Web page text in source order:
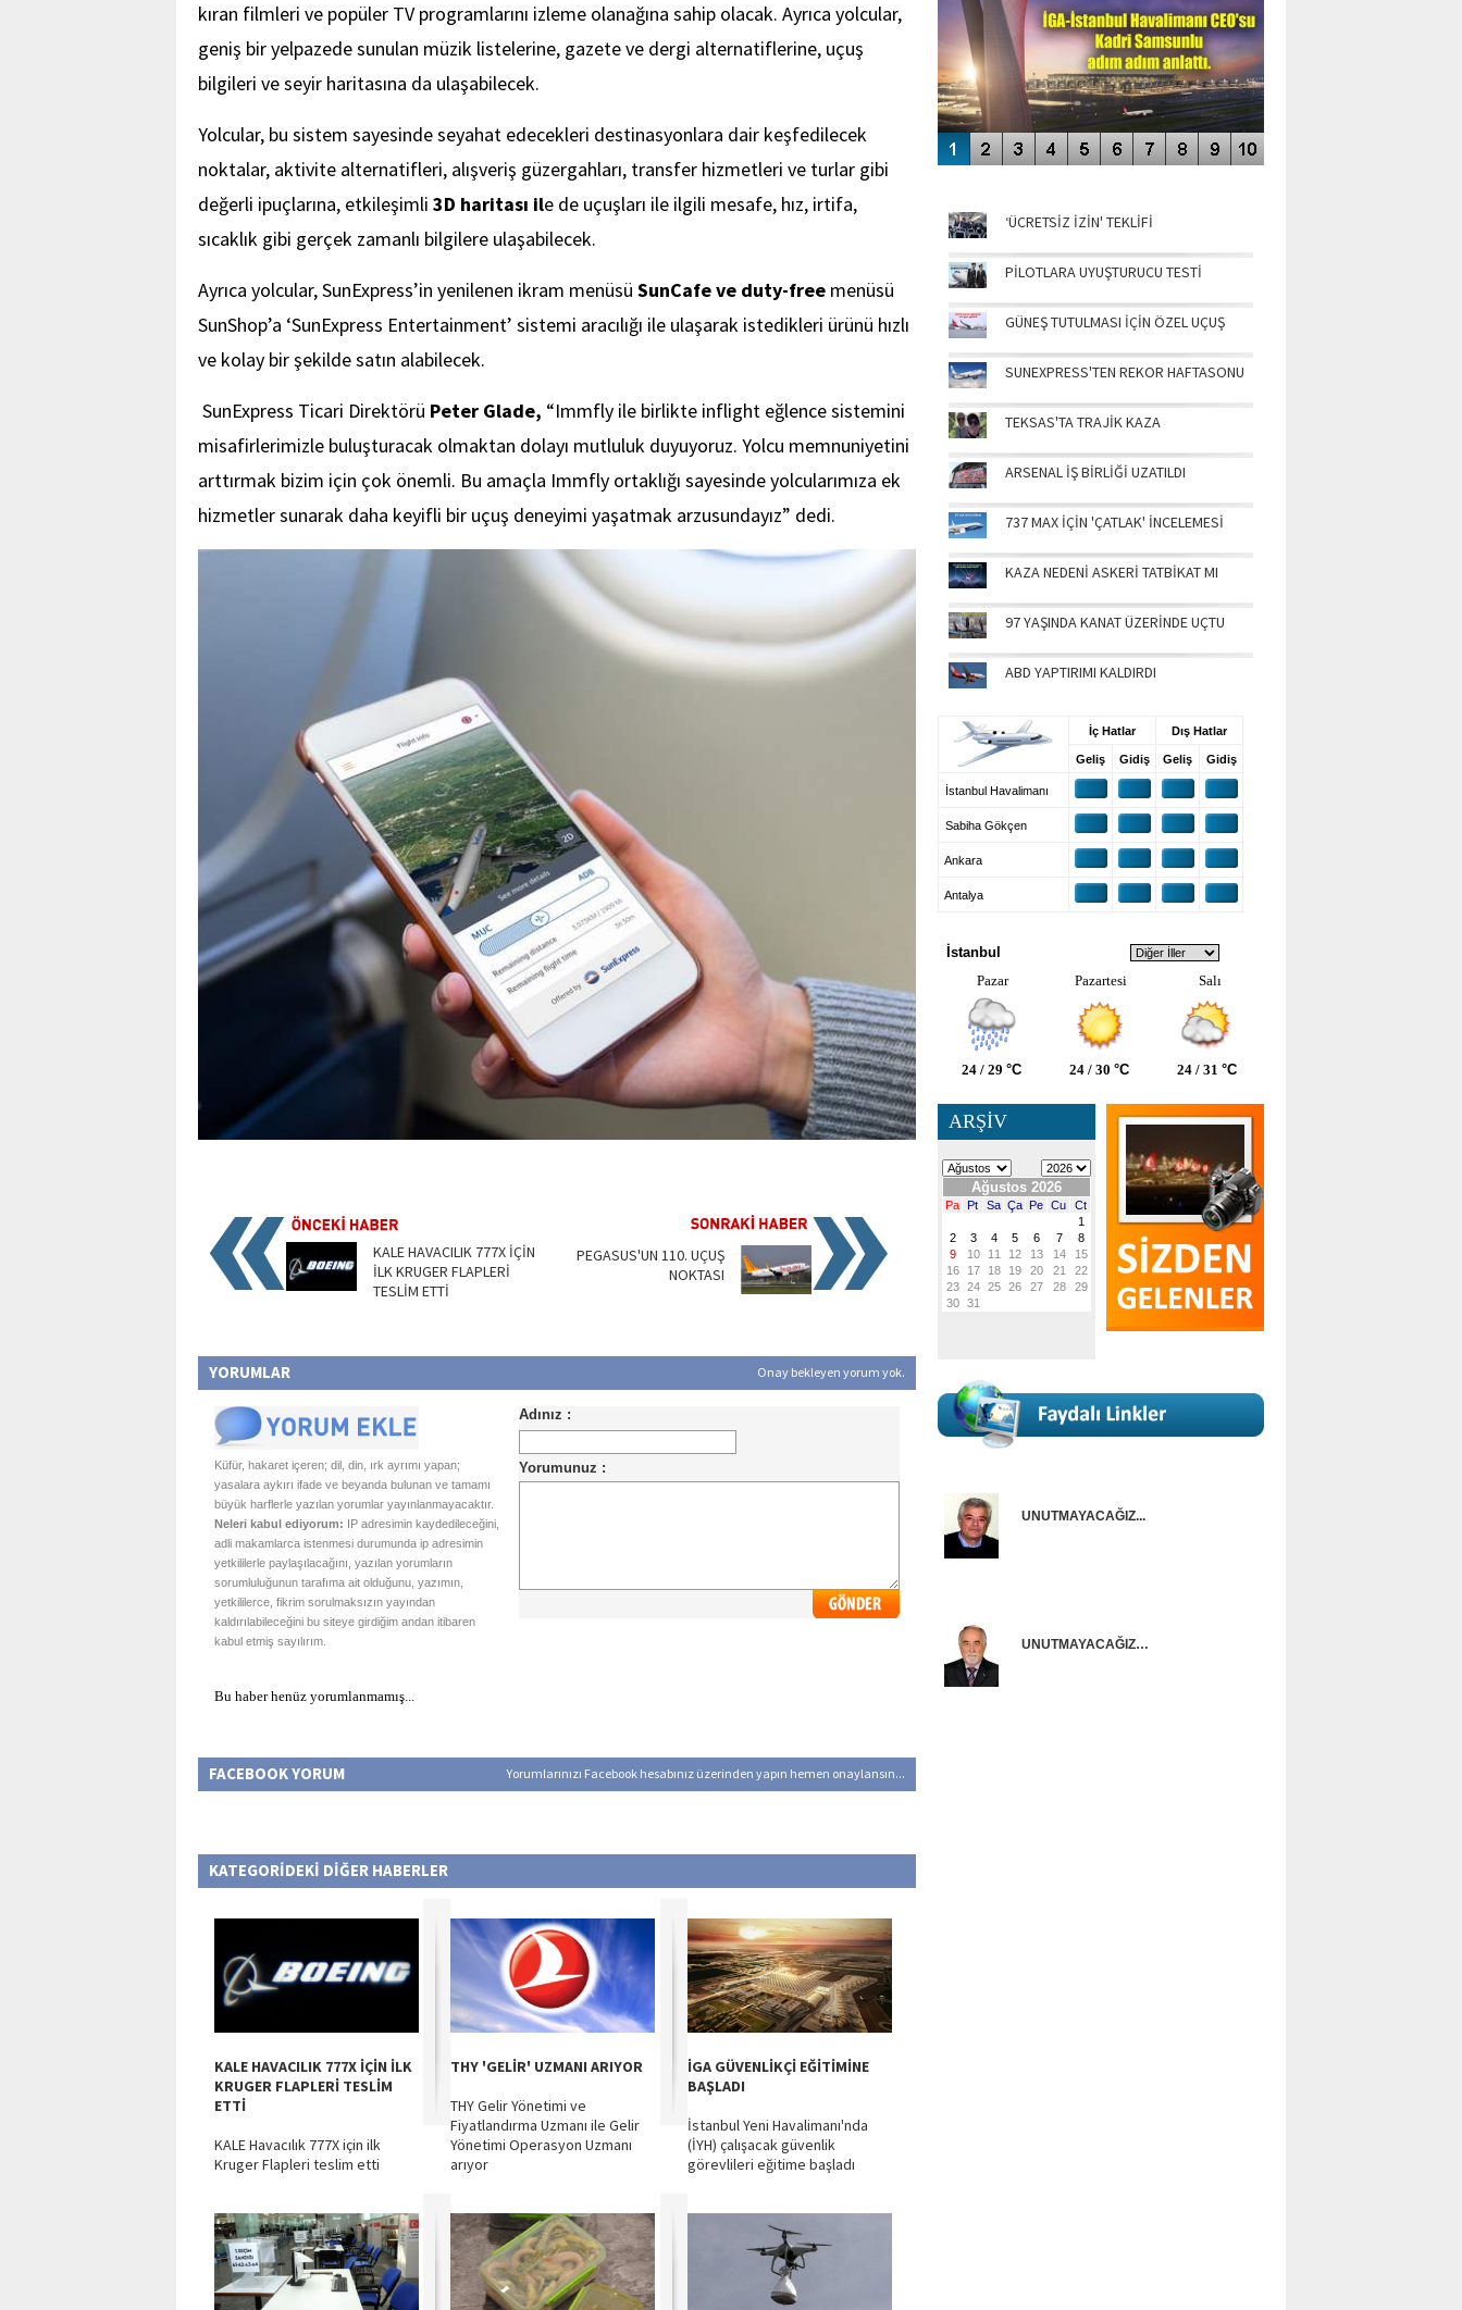
kıran filmleri ve popüler TV programlarını izleme olanağına sahip olacak. Ayrıca yolcular,
geniş bir yelpazede sunulan müzik listelerine, gazete ve dergi alternatiflerine, uçuş
bilgileri ve seyir haritasına da ulaşabilecek.
Yolcular, bu sistem sayesinde seyahat edecekleri destinasyonlara dair keşfedilecek
noktalar, aktivite alternatifleri, alışveriş güzergahları, transfer hizmetleri ve turlar gibi
değerli ipuçlarına, etkileşimli 3D haritası ile de uçuşları ile ilgili mesafe, hız, irtifa,
sıcaklık gibi gerçek zamanlı bilgilere ulaşabilecek.
Ayrıca yolcular, SunExpress’in yenilenen ikram menüsü SunCafe ve duty-free menüsü
SunShop’a ‘SunExpress Entertainment’ sistemi aracılığı ile ulaşarak istedikleri ürünü hızlı
ve kolay bir şekilde satın alabilecek.
SunExpress Ticari Direktörü Peter Glade, “Immfly ile birlikte inflight eğlence sistemini
misafirlerimizle buluşturacak olmaktan dolayı mutluluk duyuyoruz. Yolcu memnuniyetini
arttırmak bizim için çok önemli. Bu amaçla Immfly ortaklığı sayesinde yolcularımıza ek
hizmetler sunarak daha keyifli bir uçuş deneyimi yaşatmak arzusundayız” dedi.
KALE HAVACILIK 777X İÇİN
İLK KRUGER FLAPLERİ
TESLİM ETTİ
PEGASUS'UN 110. UÇUŞ
NOKTASI
YORUMLAR Onay bekleyen yorum yok.
Küfür, hakaret içeren; dil, din, ırk ayrımı yapan;
yasalara aykırı ifade ve beyanda bulunan ve tamamı
büyük harflerle yazılan yorumlar yayınlanmayacaktır.
Neleri kabul ediyorum: IP adresimin kaydedileceğini,
adli makamlarca istenmesi durumunda ip adresimin
yetkililerle paylaşılacağını, yazılan yorumların
sorumluluğunun tarafıma ait olduğunu, yazımın,
yetkililerce, fikrim sorulmaksızın yayından
kaldırılabileceğini bu siteye girdiğim andan itibaren
kabul etmiş sayılırım.
Bu haber henüz yorumlanmamış...
FACEBOOK YORUM Yorumlarınızı Facebook hesabınız üzerinden yapın hemen onaylansın...
KATEGORİDEKİ DİĞER HABERLER
KALE HAVACILIK 777X İÇİN İLK
KRUGER FLAPLERİ TESLİM
ETTİ
KALE Havacılık 777X için ilk
Kruger Flapleri teslim etti
THY 'GELİR' UZMANI ARIYOR
THY Gelir Yönetimi ve
Fiyatlandırma Uzmanı ile Gelir
Yönetimi Operasyon Uzmanı
arıyor
İGA GÜVENLİKÇİ EĞİTİMİNE
BAŞLADI
İstanbul Yeni Havalimanı'nda
(İYH) çalışacak güvenlik
görevlileri eğitime başladı
‘ÜCRETSİZ İZİN' TEKLİFİ
PİLOTLARA UYUŞTURUCU TESTİ
GÜNEŞ TUTULMASI İÇİN ÖZEL UÇUŞ
SUNEXPRESS'TEN REKOR HAFTASONU
TEKSAS'TA TRAJİK KAZA
ARSENAL İŞ BİRLİĞİ UZATILDI
737 MAX İÇİN 'ÇATLAK' İNCELEMESİ
KAZA NEDENİ ASKERİ TATBİKAT MI
97 YAŞINDA KANAT ÜZERİNDE UÇTU
ABD YAPTIRIMI KALDIRDI
İç Hatlar Dış Hatlar
Geliş Gidiş Geliş Gidiş
İstanbul Havalimanı
Sabiha Gökçen
Ankara
Antalya
İstanbul
Pazar
Pazartesi Salı
24 / 29 °C 24 / 30 °C 24 / 31 °C
ARŞİV
UNUTMAYACAĞIZ...
UNUTMAYACAĞIZ…